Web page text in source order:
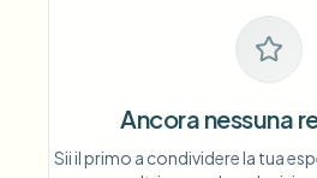
Ancora nessuna
Sii il primo a condividere la tua